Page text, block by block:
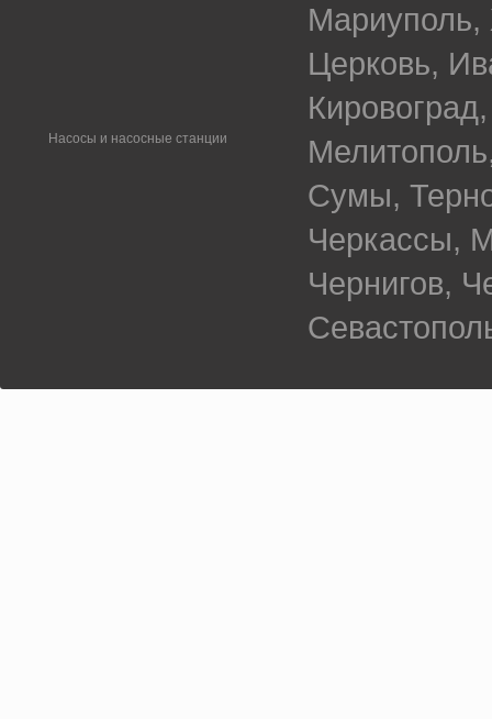
Насосы и насосные станции
Церковь,
Сумы,
Черкассы,
Чернигов,